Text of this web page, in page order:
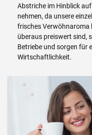
Abstriche im Hinblick
nehmen, da unsere
frisches Verwöhnaroma
überaus preiswert sind,
Betriebe und sorgen für
Wirtschaftlichkeit.